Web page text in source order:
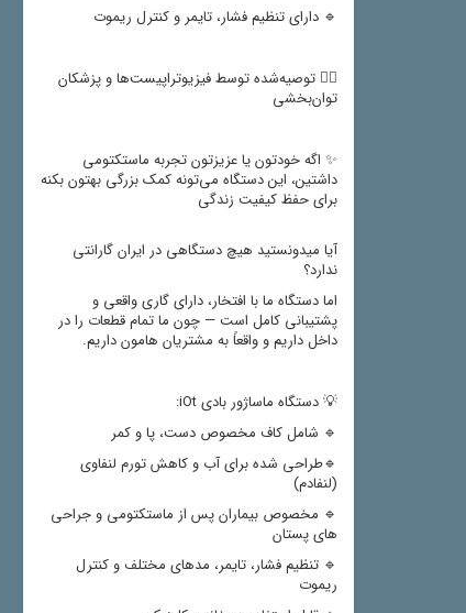
🔹 دارای تنظیم فشار، تایمر و کنترل ریموت
👩‍⚕️ توصیه‌شده توسط فیزیوتراپیست‌ها و پزشکان
توان‌بخشی
✨ اگه خودتون یا عزیزتون تجربه ماستکتومی
داشتین، این دستگاه می‌تونه کمک بزرگی بهتون بکنه
برای حفظ کیفیت زندگی
آیا میدونستید هیچ دستگاهی در ایران گارانتی
ندارد؟
اما دستگاه ما با افتخار، دارای گاری واقعی و
پشتیبانی کامل است — چون ما تمام قطعات را در
داخل داریم و واقعاً به مشتریان هامون داریم.
💡 دستگاه ماساژور بادی iOt:
🔹 شامل کاف مخصوص دست، پا و کمر
🔹طراحی شده برای آب و کاهش تورم لنفاوی
(لنفادم)
🔹 مخصوص بیماران پس از ماستکتومی و جراحی
های پستان
🔹 تنظیم فشار، تایمر، مدهای مختلف و کنترل
ریموت